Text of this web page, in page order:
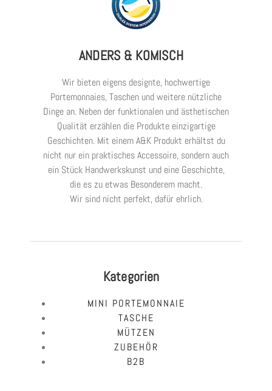
ANDERS & KOMISCH
Wir bieten eigens designte, hochwertige
Portemonnaies, Taschen und weitere nützliche
Dinge an. Neben der funktionalen und ästhetischen
Qualität erzählen die Produkte einzigartige
Geschichten. Mit einem A&K Produkt erhältst du
nicht nur ein praktisches Accessoire, sondern auch
ein Stück Handwerkskunst und eine Geschichte,
die es zu etwas Besonderem macht.
Wir sind nicht perfekt, dafür ehrlich.
Kategorien
MINI PORTEMONNAIE
TASCHE
MÜTZEN
ZUBEHÖR
B2B